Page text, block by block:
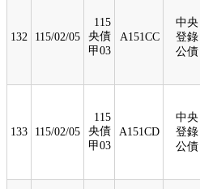
132 115/02/05
115
央債
甲03
A151CC
中央
登錄
公債
133 115/02/05
115
央債
甲03
A151CD
中央
登錄
公債